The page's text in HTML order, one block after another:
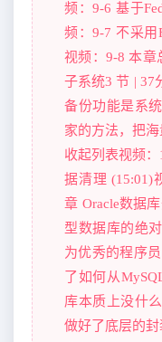
频：9-6 基于
频：9-7 不采用
视频：9-8 本章
子系统3 节 | 37
备份功能是系
家的方法，把海
收起列表视频
据清理 (15:01)
章 Oracle数据
型数据库的绝
为优秀的程序
了如何从
库本质上没什
做好了底层的